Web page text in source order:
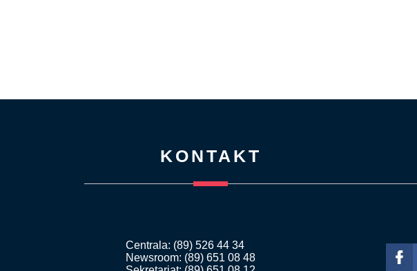
KONTAKT
Centrala: (89) 526 44 34
Newsroom: (89) 651 08 48